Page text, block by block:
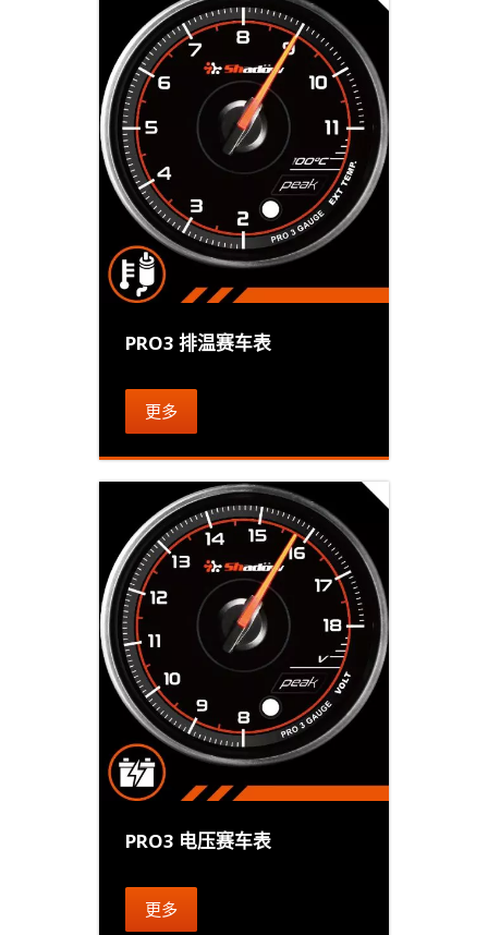
PRO3 排温赛车表
更多
PRO3 电压赛车表
更多